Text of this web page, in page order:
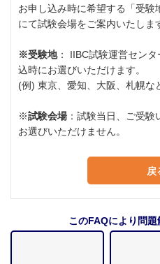
お申し込み時に希望する「受
にて試験会場をご案内いたしま
※受験地： IIBC試験運営セン
込時にお選びいただけます。
(例) 東京、愛知、大阪、札幌な
※試験会場：試験当日、ご受験
お選びいただけません。
戻
このFAQにより問